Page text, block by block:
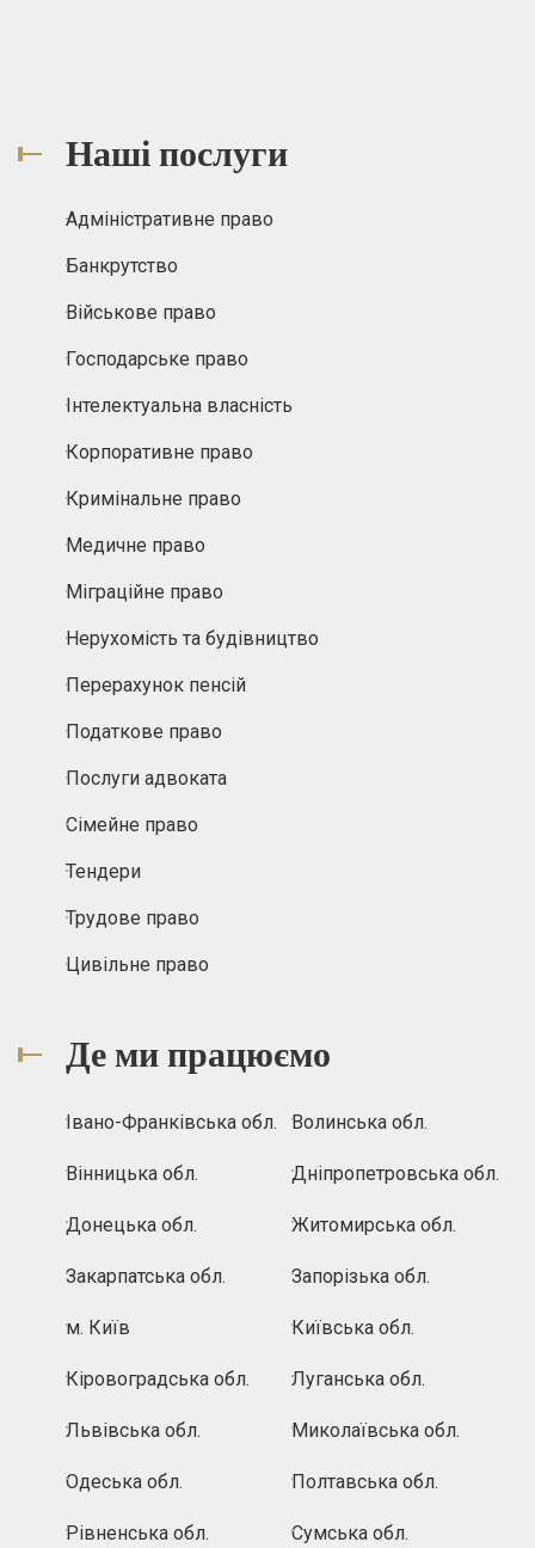
Наші послуги
Адміністративне право
Банкрутство
Військове право
Господарське право
Інтелектуальна власність
Корпоративне право
Кримінальне право
Медичне право
Міграційне право
Нерухомість та будівництво
Перерахунок пенсій
Податкове право
Послуги адвоката
Сімейне право
Тендери
Трудове право
Цивільне право
Де ми працюємо
Івано-Франківська обл. Волинська обл.
Вінницька обл. Дніпропетровська обл.
Донецька обл. Житомирська обл.
Закарпатська обл. Запорізька обл.
м. Київ Київська обл.
Кіровоградська обл. Луганська обл.
Львівська обл. Миколаївська обл.
Одеська обл. Полтавська обл.
Рівненська обл. Сумська обл.